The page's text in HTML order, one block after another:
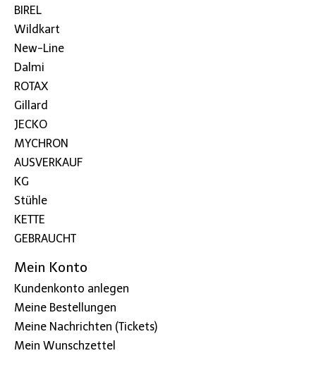
BIREL
Wildkart
New-Line
Dalmi
ROTAX
Gillard
JECKO
MYCHRON
AUSVERKAUF
KG
Stühle
KETTE
GEBRAUCHT
Mein Konto
Kundenkonto anlegen
Meine Bestellungen
Meine Nachrichten (Tickets)
Mein Wunschzettel